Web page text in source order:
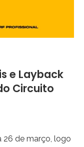
e Layback
Circuito
26 de março, logo